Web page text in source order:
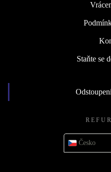
Staňte se
Česko